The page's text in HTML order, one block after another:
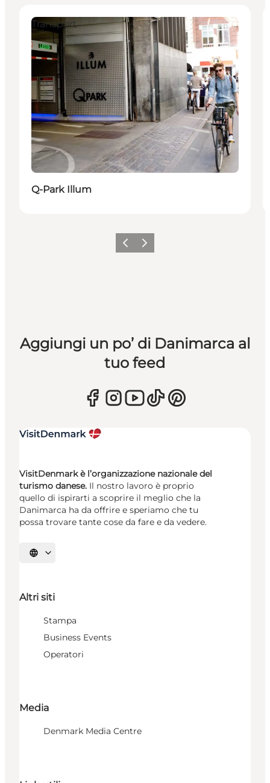
Transport
Q-Park Illum
Precedente
Avanti
Aggiungi un po’ di Danimarca al
tuo feed
VisitDenmark è l’organizzazione nazionale del
turismo danese. Il nostro lavoro è proprio
quello di ispirarti a scoprire il meglio che la
Danimarca ha da offrire e speriamo che tu
possa trovare tante cose da fare e da vedere.
Seleziona la lingua
Altri siti
Stampa
Business Events
Operatori
Media
Denmark Media Centre